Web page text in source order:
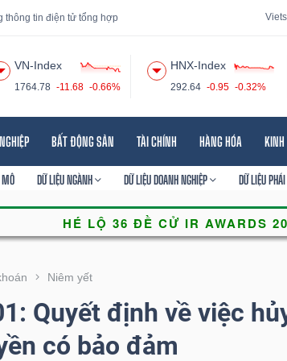
thông tin điện tử tổng hợp
VN-Index
1764.78 -11.68 -0.66%
HNX-Index
292.64 -0.95 -0.32%
BẤT ĐỘNG SẢN TÀI CHÍNH HÀNG HÓA KINH
MÔ DỮ LIỆU NGÀNH DỮ LIỆU DOANH NGHIỆP DỮ LIỆU
Niêm yết
Quyết định về việc
có bảo đảm